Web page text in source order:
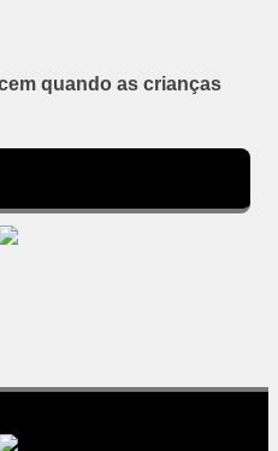
quando as crianças